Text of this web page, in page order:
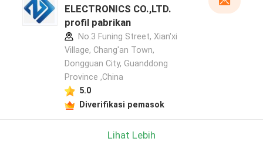
ELECTRONICS CO.,LTD.
profil pabrikan
No.3 Funing Street, Xian'xi
Village, Chang'an Town,
Dongguan City, Guanddong
Province ,China
5.0
Diverifikasi pemasok
Lihat Lebih